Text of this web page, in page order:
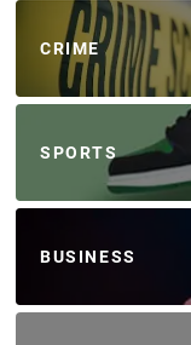
CRIME
SPORTS
BUSINESS